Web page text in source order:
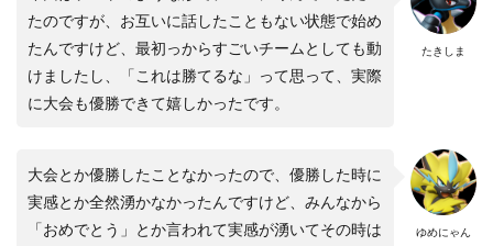
たきしま
たのですが、お互いに話したこともない状態で始め
たんですけど、最初っからすごいチームとしても動
けましたし、「これは勝てるな」って思って、実際
に大会も優勝できて嬉しかったです。
ゆめにゃん
大会とか優勝したことなかったので、優勝した時に
実感とか全然湧かなかったんですけど、みんなから
「おめでとう」とか言われて実感が湧いてその時は